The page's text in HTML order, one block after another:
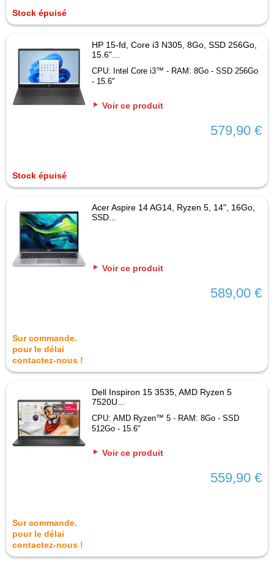
Stock épuisé
HP 15-fd, Core i3 N305, 8Go, SSD 256Go,
15.6"...
CPU: Intel Core i3™ - RAM: 8Go - SSD 256Go
- 15.6"
Voir ce produit
579,90 €
Stock épuisé
Acer Aspire 14 AG14, Ryzen 5, 14", 16Go,
SSD...
Voir ce produit
589,00 €
Sur commande.
pour le délai
contactez-nous !
Dell Inspiron 15 3535, AMD Ryzen 5
7520U...
CPU: AMD Ryzen™ 5 - RAM: 8Go - SSD
512Go - 15.6"
Voir ce produit
559,90 €
Sur commande.
pour le délai
contactez-nous !